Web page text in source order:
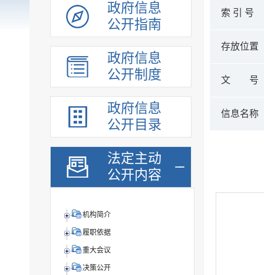
政府信息
公开指南
政府信息
公开制度
政府信息
公开目录
法定主动
公开内容
机构简介
履职依据
重大会议
决策公开
索 引 号
存放位置
文 号
信息名称